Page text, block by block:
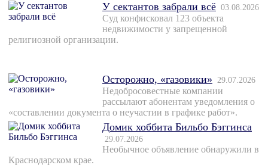
У сектантов забрали всё 03.08.2026
Суд конфисковал 123 объекта
недвижимости у запрещенной
религиозной организации.
Осторожно, «газовики» 29.07.2026
Недобросовестные компании
рассылают абонентам уведомления о
«составлении документа о неучастии в графике работ».
Домик хоббита Бильбо Бэггинса
29.07.2026
Необычное объявление обнаружили в
Краснодарском крае.